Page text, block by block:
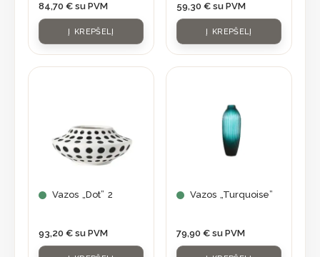
84,70 € su PVM
Į KREPŠELĮ
59,30 € su PVM
Į KREPŠELĮ
Vazos „Dot” 2
93,20 € su PVM
Vazos „Turquoise”
79,90 € su PVM